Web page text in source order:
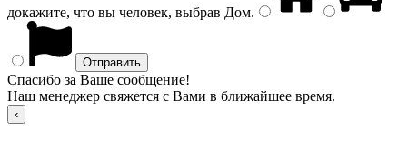
докажите, что вы человек, выбрав Дом.
Спасибо за Ваше сообщение!
Наш менеджер свяжется с Вами в ближайшее время.